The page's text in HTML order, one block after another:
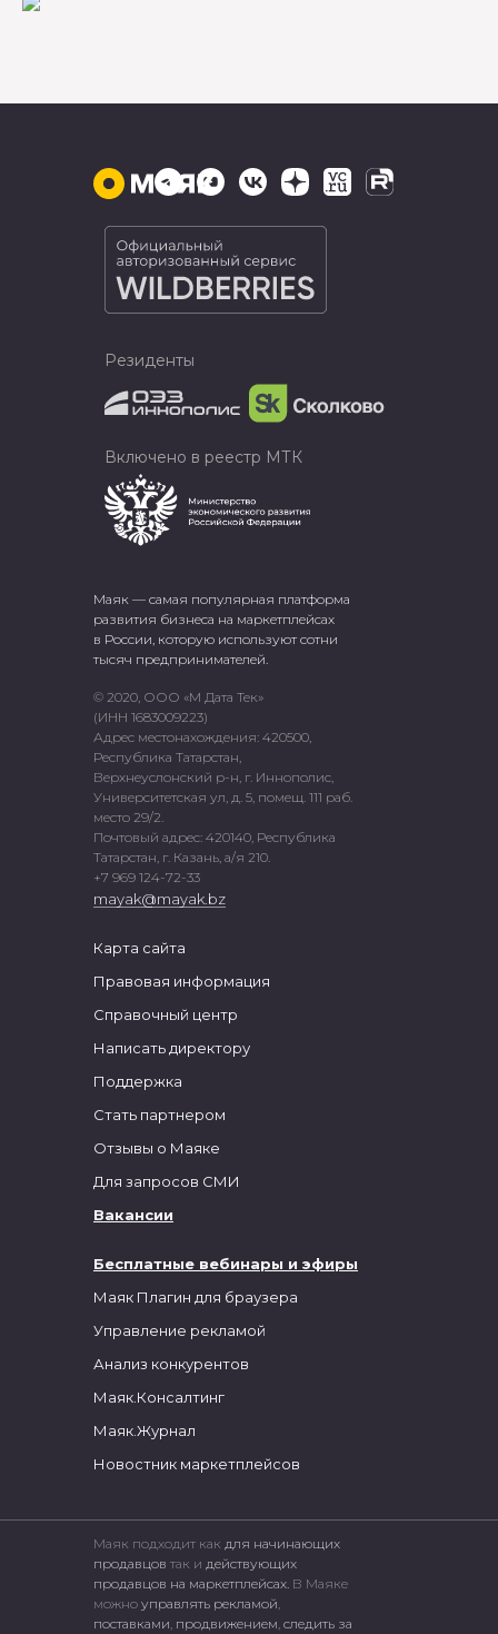
Маяк — самая популярная платформа
развития бизнеса на маркетплейсах
в России, которую используют сотни
тысяч предпринимателей.
© 2020, ООО «М Дата Тек»
(ИНН 1683009223)
Адрес местонахождения: 420500,
Республика Татарстан,
Верхнеуслонский р-н, г. Иннополис,
Университетская ул, д. 5, помещ. 111 раб.
место 29/2.
Почтовый адрес: 420140, Республика
Татарстан, г. Казань, а/я 210.
+7 969 124-72-33
mayak@mayak.bz
Бесплатные вебинары и эфиры
Маяк Плагин для браузера
Управление рекламой
Анализ конкурентов
Маяк.Консалтинг
Маяк.Журнал
Новостник маркетплейсов
Карта сайта
Правовая информация
Справочный центр
Написать директору
Поддержка
Стать партнером
Отзывы о Маяке
Для запросов СМИ
Вакансии
Резиденты
Включено в реестр МТК
Маяк подходит как для начинающих
продавцов так и действующих
продавцов на маркетплейсах. В Маяке
можно управлять рекламой,
поставками, продвижением, следить за